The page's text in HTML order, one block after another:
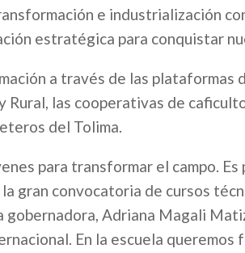
e industrialización
estratégica para conquistar
a través de las plataformas
las cooperativas de
del Tolima.
para transformar el campo.
gran convocatoria de cursos
Adriana Magali
En la escuela queremos